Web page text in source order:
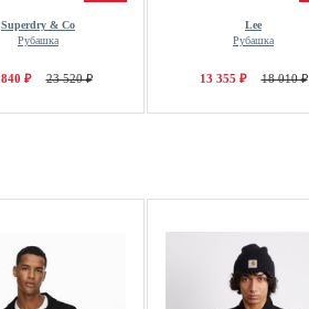
Superdry & Co
Рубашка
₽ 23 520 ₽
Lee
Рубашка
13 355 ₽ 18 010 ₽